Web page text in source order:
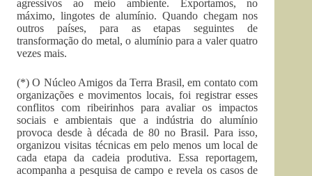
agressivos ao meio ambiente. Exportamos, no
máximo, lingotes de alumínio. Quando chegam nos
outros países, para as etapas seguintes de
transformação do metal, o alumínio para a valer quatro
vezes mais.
(*) O Núcleo Amigos da Terra Brasil, em contato com
organizações e movimentos locais, foi registrar esses
conflitos com ribeirinhos para avaliar os impactos
sociais e ambientais que a indústria do alumínio
provoca desde à década de 80 no Brasil. Para isso,
organizou visitas técnicas em pelo menos um local de
cada etapa da cadeia produtiva. Essa reportagem,
acompanha a pesquisa de campo e revela os casos de